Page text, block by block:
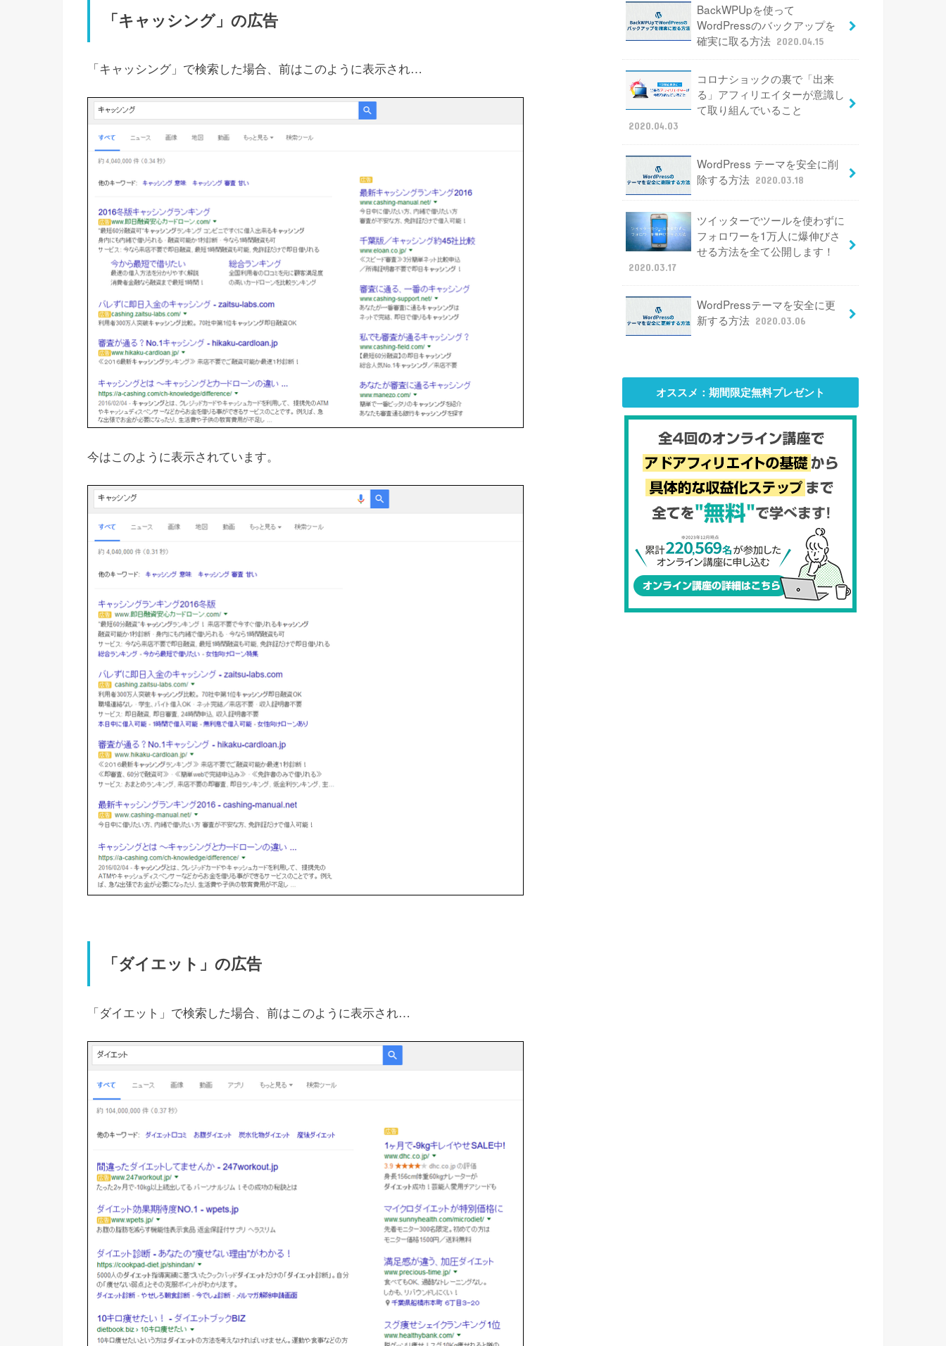
「キャッシング」の広告
「キャッシング」で検索した場合、前はこのように表示され…
今はこのように表示されています。
「ダイエット」の広告
「ダイエット」で検索した場合、前はこのように表示され…
BackWPUpを使って
WordPressのバックアップを
確実に取る方法 2020.04.15
コロナショックの裏で「出来
る」アフィリエイターが意識し
て取り組んでいること
2020.04.03
WordPress テーマを安全に削
除する方法 2020.03.18
ツイッターでツールを使わずに
フォロワーを1万人に爆伸びさ
せる方法を全て公開します！
2020.03.17
WordPressテーマを安全に更
新する方法 2020.03.06
オススメ：期間限定無料プレゼント